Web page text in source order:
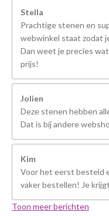
Stella
Prachtige stenen en
webwinkel staat zodat
Dan weet je precies
prijs!
Jolien
Deze stenen hebben
Dat is bij andere
Kim
Voor het eerst besteld
vaker bestellen! Je
Toon meer berichten